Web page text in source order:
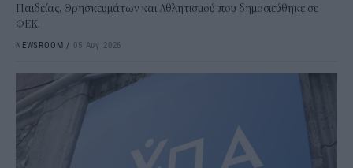
Παιδείας, Θρησκευμάτων και Αθλητισμού που δημοσιεύθηκε σε
ΦΕΚ.
NEWSROOM / 05 Αυγ 2026